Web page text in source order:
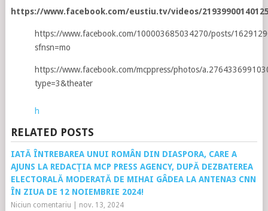
https://www.facebook.com/eustiu.tv/videos/
https://www.facebook.com/100003685034270/posts/
sfnsn=mo
https://www.facebook.com/mcppress/photos/
type=3&theater
h
RELATED POSTS
IATĂ ÎNTREBAREA UNUI ROMÂN DIN DIASPORA, CARE A
AJUNS LA REDACȚIA MCP PRESS AGENCY, DUPĂ DEZBATEREA
ELECTORALĂ MODERATĂ DE MIHAI GÂDEA LA ANTENA3 CNN
ÎN ZIUA DE 12 NOIEMBRIE 2024!
Niciun comentariu nov. 13, 2024